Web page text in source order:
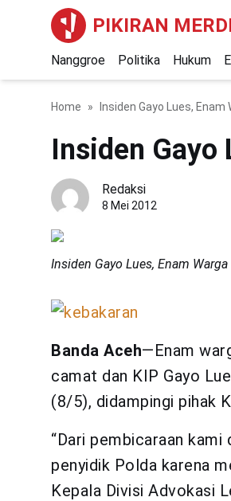
PIKIRAN
Nanggroe Politika Hukum
Home Insiden Gayo Lues, Enam
Insiden Gayo
Redaksi
8 Mei 2012
Insiden Gayo Lues, Enam
Banda Aceh—Enam
camat dan KIP Gayo
(8/5), didampingi pihak
“Dari pembicaraan
penyidik Polda karena
Kepala Divisi Advokasi